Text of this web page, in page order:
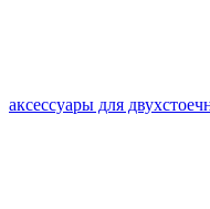
аксессуары для